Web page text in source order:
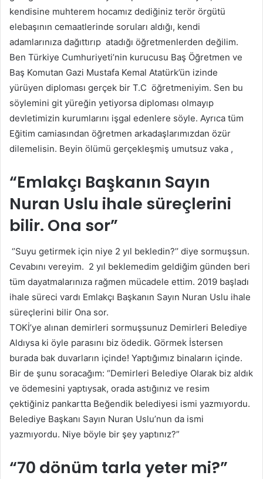
kendisine muhterem hocamız dediğiniz terör örgütü
elebaşının cemaatlerinde soruları aldığı, kendi
adamlarınıza dağıttırıp atadığı öğretmenlerden değilim.
Ben Türkiye Cumhuriyeti’nin kurucusu Baş Öğretmen ve
Baş Komutan Gazi Mustafa Kemal Atatürk’ün izinde
yürüyen diploması gerçek bir T.C öğretmeniyim. Sen bu
söylemini git yüreğin yetiyorsa diploması olmayıp
devletimizin kurumlarını işgal edenlere söyle. Ayrıca tüm
Eğitim camiasından öğretmen arkadaşlarımızdan özür
dilemelisin. Beyin ölümü gerçekleşmiş umutsuz vaka ,
“Emlakçı Başkanın Sayın
Nuran Uslu ihale süreçlerini
bilir. Ona sor”
‘’Suyu getirmek için niye 2 yıl bekledin?’’ diye sormuşsun.
Cevabını vereyim. 2 yıl beklemedim geldiğim günden beri
tüm dayatmalarınıza rağmen mücadele ettim. 2019 başladı
ihale süreci vardı Emlakçı Başkanın Sayın Nuran Uslu ihale
süreçlerini bilir Ona sor.
TOKİ’ye alınan demirleri sormuşsunuz Demirleri Belediye
Aldıysa ki öyle parasını biz ödedik. Görmek İstersen
burada bak duvarların içinde! Yaptığımız binaların içinde.
Bir de şunu soracağım: “Demirleri Belediye Olarak biz aldık
ve ödemesini yaptıysak, orada astığınız ve resim
çektiğiniz pankartta Beğendik belediyesi ismi yazmıyordu.
Belediye Başkanı Sayın Nuran Uslu’nun da ismi
yazmıyordu. Niye böyle bir şey yaptınız?”
“70 dönüm tarla yeter mi?”